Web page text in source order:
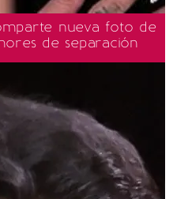
nueva foto de
de separación